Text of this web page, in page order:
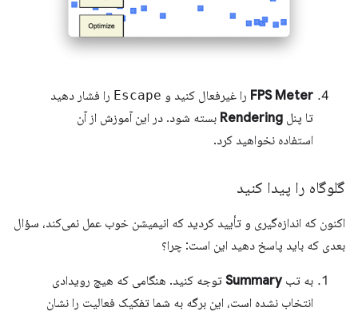
FPS Meter را غیرفعال کنید و Escape را فشار دهید
تا پنل Rendering بسته شود. در این آموزش از آن
استفاده نخواهید کرد.
گلوگاه را پیدا کنید
اکنون که اندازه‌گیری و تأیید کردید که انیمیشن خوب عمل نمی‌کند، سؤال
بعدی که باید پاسخ دهید این است: چرا؟
به تبSummary توجه کنید. هنگامی که هیچ رویدادی
انتخاب نشده است، این برگه به ​​شما تفکیک فعالیت را نشان